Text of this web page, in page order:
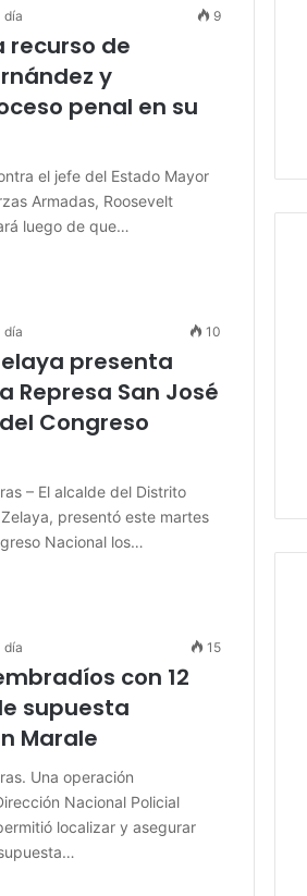
día 9
recurso de
y
penal en su
el jefe del Estado Mayor
Armadas, Roosevelt
luego de que…
día 10
presenta
Represa San José
Congreso
– El alcalde del Distrito
presentó este martes
Nacional los…
día 15
con 12
supuesta
Marale
Una operación
Nacional Policial
localizar y asegurar